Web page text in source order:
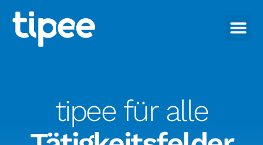
tipee für alle